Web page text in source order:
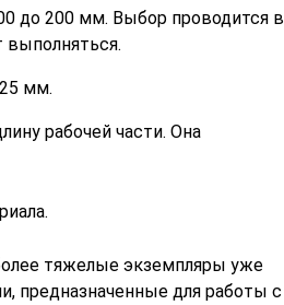
до 200 мм. Выбор проводится в
выполняться.
мм.
рабочей части. Она
тяжелые экземпляры уже
предназначенные для работы с